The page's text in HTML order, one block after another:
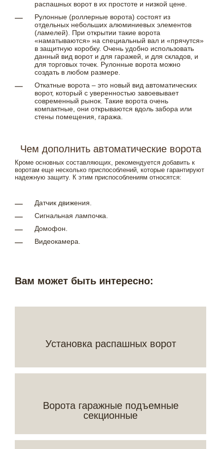
распашных ворот в их простоте и низкой цене.
Рулонные (роллерные ворота) состоят из
отдельных небольших алюминиевых элементов
(ламелей). При открытии такие ворота
«наматываются» на специальный вал и «прячутся»
в защитную коробку. Очень удобно использовать
данный вид ворот и для гаражей, и для складов, и
для торговых точек. Рулонные ворота можно
создать в любом размере.
Откатные ворота – это новый вид автоматических
ворот, который с уверенностью завоевывает
современный рынок. Такие ворота очень
компактные, они открываются вдоль забора или
стены помещения, гаража.
Чем дополнить автоматические ворота
Кроме основных составляющих, рекомендуется добавить к
воротам еще несколько приспособлений, которые гарантируют
надежную защиту. К этим приспособлениям относятся:
Датчик движения.
Сигнальная лампочка.
Домофон.
Видеокамера.
Вам может быть интересно:
Установка распашных ворот
Ворота гаражные подъемные
секционные